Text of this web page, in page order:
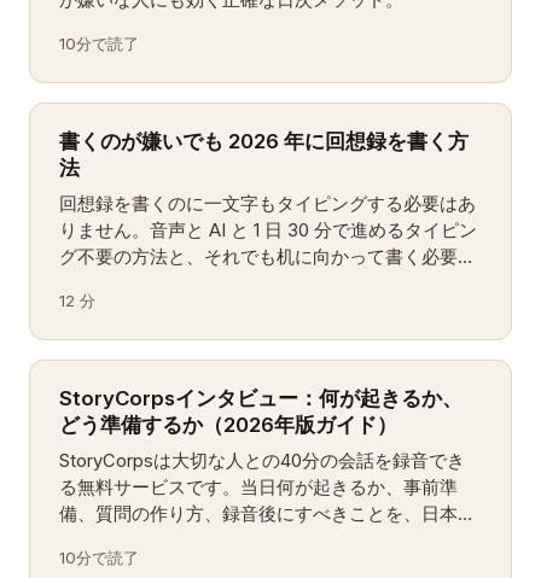
10分で読了
書くのが嫌いでも 2026 年に回想録を書く方
法
回想録を書くのに一文字もタイピングする必要はあ
りません。音声と AI と 1 日 30 分で進めるタイピン
グ不要の方法と、それでも机に向かって書く必要が
12 分
StoryCorpsインタビュー：何が起きるか、
どう準備するか（2026年版ガイド）
StoryCorpsは大切な人との40分の会話を録音でき
る無料サービスです。当日何が起きるか、事前準
備、質問の作り方、録音後にすべきことを、日本の
10分で読了